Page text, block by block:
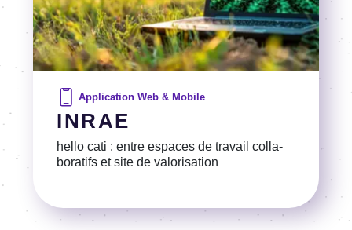
INRAE
hello cati : entre espaces de travail colla­
bo­ra­tifs et site de valo­ri­sa­tion
Application Web & Mobile
Voir la référence